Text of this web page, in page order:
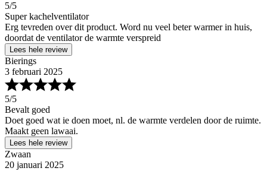
5/5
Super kachelventilator
Erg tevreden over dit product. Word nu veel beter warmer in huis,
doordat de ventilator de warmte verspreid
Lees hele review
Bierings
3 februari 2025
5/5
Bevalt goed
Doet goed wat ie doen moet, nl. de warmte verdelen door de ruimte.
Maakt geen lawaai.
Lees hele review
Zwaan
20 januari 2025